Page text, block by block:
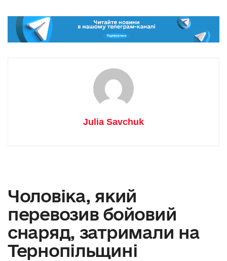
Julia Savchuk
Чоловіка, який
перевозив бойовий
снаряд, затримали на
Тернопільщині